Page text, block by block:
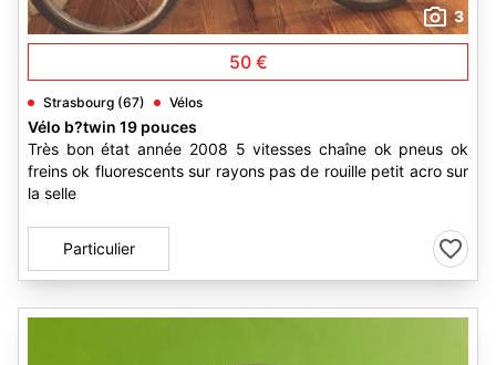
3
50 €
Strasbourg (67) Vélos
Vélo b?twin 19 pouces
Très bon état année 2008 5 vitesses chaîne ok pneus ok
freins ok fluorescents sur rayons pas de rouille petit acro sur
la selle
Particulier